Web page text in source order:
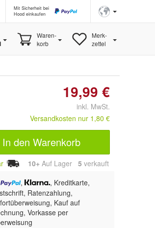
Mit Sicherheit bei
Hood einkaufen
Waren-
korb
Merk-
zettel
19,99 €
inkl. MwSt.
Versandkosten nur 1,80 €
In den Warenkorb
10+ Auf Lager 5 verkauft
,
, Kreditkarte,
Ratenzahlung,
Kauf auf
Vorkasse per